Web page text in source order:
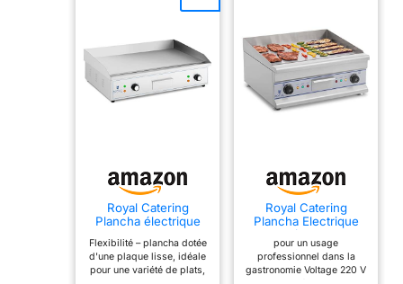
Royal Catering
Plancha électrique
x 420 mm 2 4 400
W À Poser Plaque de
cuisson Pour
Flexibilité – plancha dotée
d'une plaque lisse, idéale
pour une variété de plats,
Royal Catering
Plancha Electrique
RCG 60 (longueur 60
cm, 2 x 3.200 W,
lisse, protection
antiéclaboussures,
pour un usage
professionnel dans la
gastronomie Voltage 220 V